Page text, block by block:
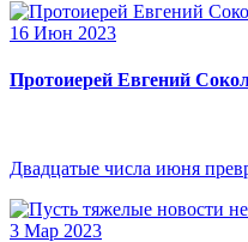
16 Июн 2023
Протоиерей Евгений
Двадцатые числа июня
3 Мар 2023